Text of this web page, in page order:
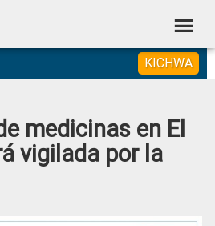
KICHWA
medicinas en El
vigilada por la